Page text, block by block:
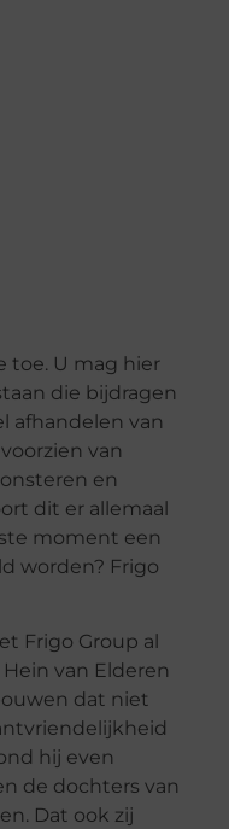
toe. U mag hier
die bijdragen
afhandelen van
van
en
dit er allemaal
moment een
worden? Frigo
Frigo Group al
van Elderen
dat niet
hij even
de dochters van
Dat ook zij